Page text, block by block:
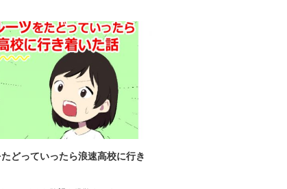
どっていったら浪速高校に行き